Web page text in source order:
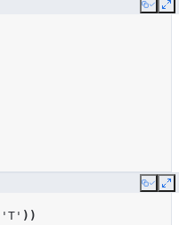
Copy
Copy
'T' ))